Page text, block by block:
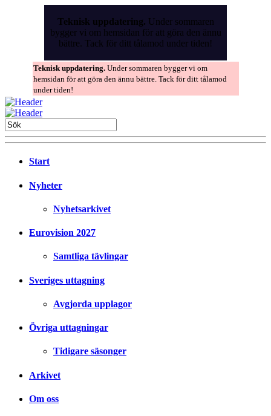
Teknisk uppdatering. Under sommaren
bygger vi om hemsidan för att göra den ännu
bättre. Tack för ditt tålamod under tiden!
Teknisk uppdatering. Under sommaren bygger vi om
hemsidan för att göra den ännu bättre. Tack för ditt tålamod
under tiden!
Start
Nyheter
Nyhetsarkivet
Eurovision 2027
Samtliga tävlingar
Sveriges uttagning
Avgjorda upplagor
Övriga uttagningar
Tidigare säsonger
Arkivet
Om oss